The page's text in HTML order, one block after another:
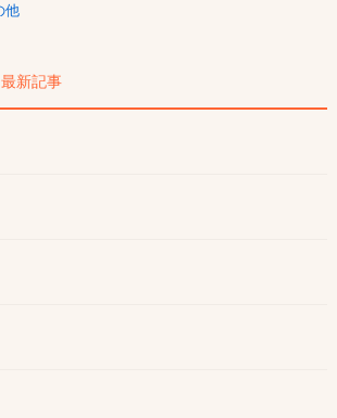
他
最新記事